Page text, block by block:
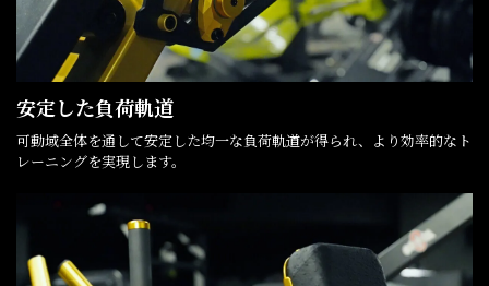
安定した負荷軌道
可動域全体を通して安定した均一な負荷軌道が得られ、より効率的なト
レーニングを実現します。